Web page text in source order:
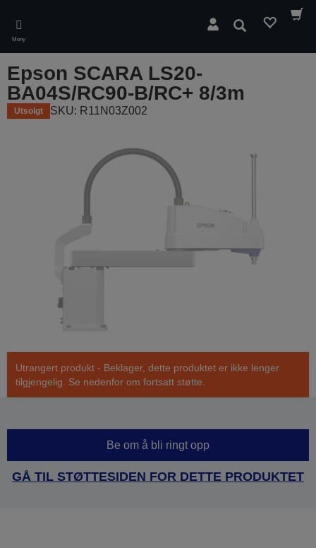
main
content
Meny
Søk
Epson SCARA LS20-
BA04S/RC90-B/RC+ 8/3m
Utsolgt SKU: R11N03Z002
Utrangert produkt - Beklager, dette produktet er ikke lenger
tilgjengelig. Se nedenfor om fortsatt støtte.
Be om å bli ringt opp
GÅ TIL STØTTESIDEN FOR DETTE PRODUKTET